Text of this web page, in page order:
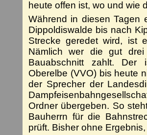
heute offen ist, wo und wie
Während in diesen Tagen
Dippoldiswalde bis nach
Strecke geredet wird, ist
Nämlich wer die gut
Bauabschnitt zahlt. Der
Oberelbe (VVO) bis heute
der Sprecher der
Ordner übergeben. So
Bauherrn für die
prüft. Bisher ohne